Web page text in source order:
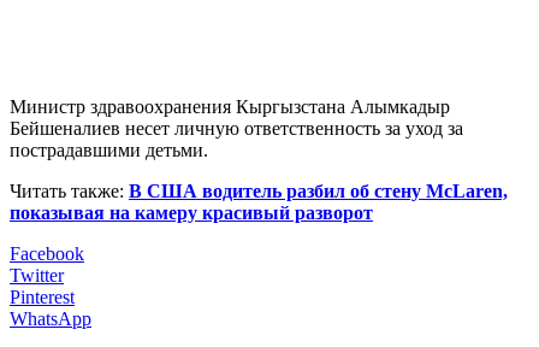
Министр здравоохранения Кыргызстана Алымкадыр
Бейшеналиев несет личную ответственность за уход за
пострадавшими детьми.
Читать также: В США водитель разбил об стену McLaren,
показывая на камеру красивый разворот
Facebook
Twitter
Pinterest
WhatsApp